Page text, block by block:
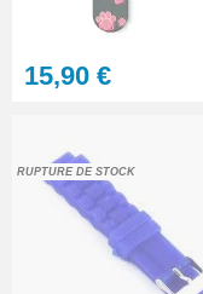
15,90 €
RUPTURE DE STOCK